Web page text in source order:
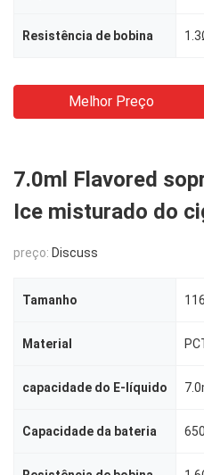
Resistência de bobina
Melhor Preço
7.0ml Flavored
Ice misturado do
preço: Discuss
Tamanho
Material
capacidade do E-líquido
Capacidade da bateria